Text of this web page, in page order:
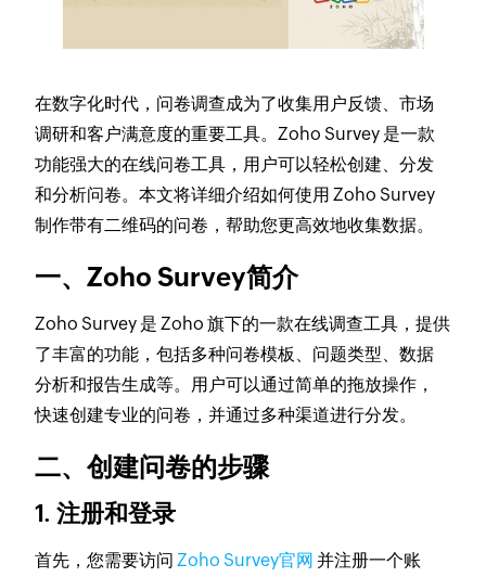
在数字化时代，问卷调查成为了收集用户反馈、市场
调研和客户满意度的重要工具。Zoho Survey 是一款
功能强大的在线问卷工具，用户可以轻松创建、分发
和分析问卷。本文将详细介绍如何使用 Zoho Survey
制作带有二维码的问卷，帮助您更高效地收集数据。
一、Zoho Survey简介
Zoho Survey 是 Zoho 旗下的一款在线调查工具，提供
了丰富的功能，包括多种问卷模板、问题类型、数据
分析和报告生成等。用户可以通过简单的拖放操作，
快速创建专业的问卷，并通过多种渠道进行分发。
二、创建问卷的步骤
1. 注册和登录
首先，您需要访问Zoho Survey官网 并注册一个账